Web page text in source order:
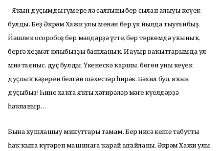
– Яҡын дуҫымдың ғүмере лә салғының бер сыңлап алыуы кеүек
булды. Беҙ Әкрәм Хажи улы менән бер үк йылда тыуғанбыҙ.
Йәшлек осоробоҙ бер мәлдәрҙә үтте, бер төркөмдә уҡыныҡ,
бергә хеҙмәт юлыбыҙҙы башланыҡ. Иң ауыр ваҡыттарымда ул
миңә таяныс, дуҫ булды. Үкенескә ҡаршы, бөгөн уның кеүек
дуҫлыҡ ҡәҙерен белгән шәхестәр һирәк. Бәхил бул, яҡын
дуҫыбыҙ! Һинең хаҡта яҡты хәтирәләр мәңге күңелдәрҙә
һаҡланыр…
Бына хушлашыу минуттары тамам. Бер нисә кеше табутты
һаҡ ҡына күтәреп машинаға ҡарай ыңғайланы. Әкрәм Хажи улы